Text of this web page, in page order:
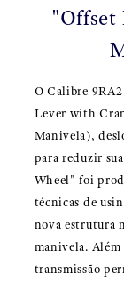
"Offset
O Calibre
Lever with
Manivela),
para reduzir
Wheel" foi
técnicas de
nova estrutura
manivela.
transmissão